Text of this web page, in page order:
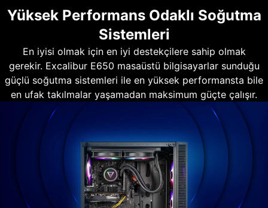
Yüksek Performans Odaklı Soğutma
Sistemleri
En iyisi olmak için en iyi destekçilere sahip olmak
gerekir. Excalibur E650 masaüstü bilgisayarlar sunduğu
güçlü soğutma sistemleri ile en yüksek performansta bile
en ufak takılmalar yaşamadan maksimum güçte çalışır.